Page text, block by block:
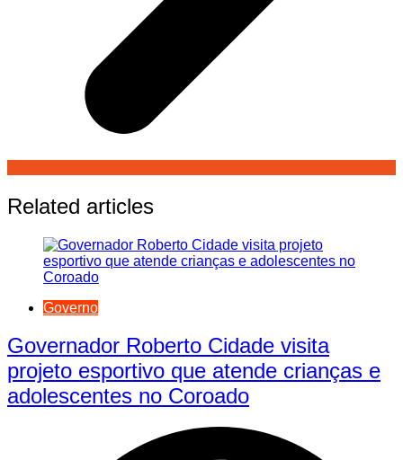
Related articles
Governo
Governador Roberto Cidade visita
projeto esportivo que atende crianças e
adolescentes no Coroado